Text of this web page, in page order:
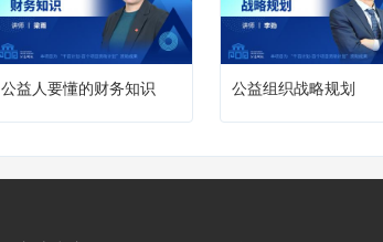
公益人要懂的财务知识 公益组织战略规划